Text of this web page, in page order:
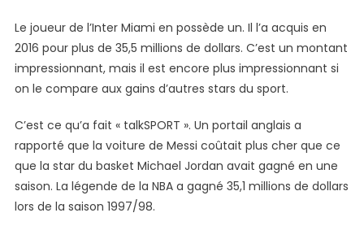
Le joueur de l’Inter Miami en possède un. Il l’a acquis en
2016 pour plus de 35,5 millions de dollars. C’est un montant
impressionnant, mais il est encore plus impressionnant si
on le compare aux gains d’autres stars du sport.
C’est ce qu’a fait « talkSPORT ». Un portail anglais a
rapporté que la voiture de Messi coûtait plus cher que ce
que la star du basket Michael Jordan avait gagné en une
saison. La légende de la NBA a gagné 35,1 millions de dollars
lors de la saison 1997/98.